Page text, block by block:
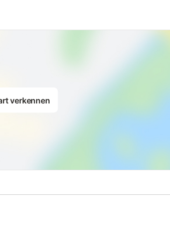
verkennen